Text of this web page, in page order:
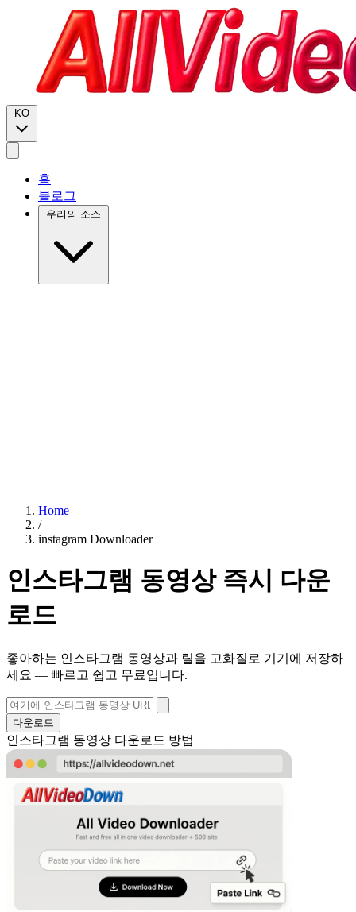
KO
홈
블로그
우리의 소스
Home
/
instagram Downloader
인스타그램 동영상 즉시 다운
로드
좋아하는 인스타그램 동영상과 릴을 고화질로 기기에 저장하
세요 — 빠르고 쉽고 무료입니다.
다운로드
인스타그램 동영상 다운로드 방법